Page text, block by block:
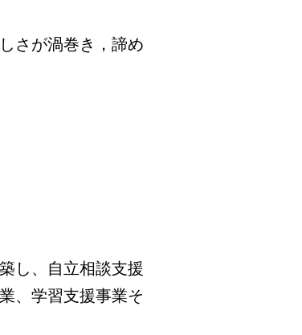
さが渦巻き，諦め
し、自立相談支援
、学習支援事業そ